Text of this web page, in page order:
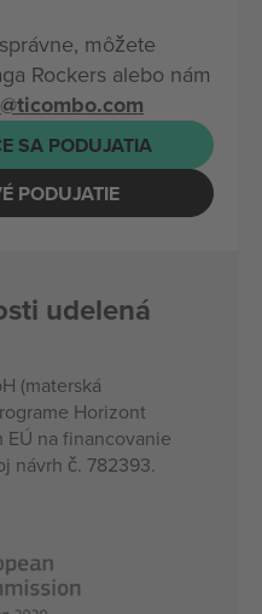
môžete
Rockers alebo nám
SA PODUJATIA
PODUJATIE
udelená
(materská
Horizont
na financovanie
návrh č. 782393.